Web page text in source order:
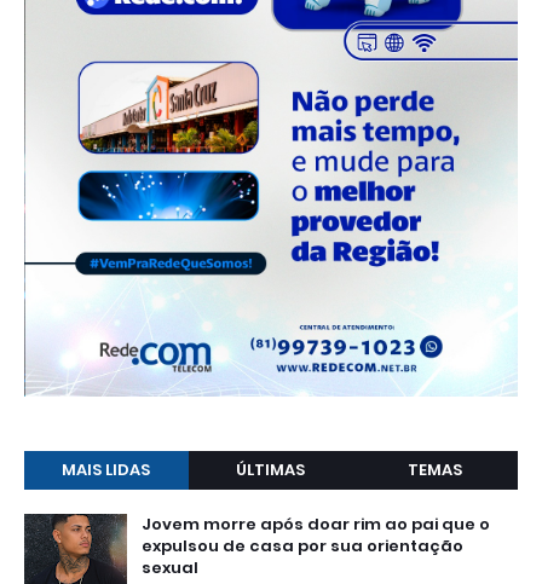
MAIS LIDAS ÚLTIMAS TEMAS
Jovem morre após doar rim ao pai que o
expulsou de casa por sua orientação
sexual